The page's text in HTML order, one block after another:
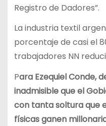
Registro de Dadores”.
La industria textil
porcentaje de casi el
trabajadores NN
Para Ezequiel Conde,
inadmisible que el
con tanta soltura que
físicas ganen